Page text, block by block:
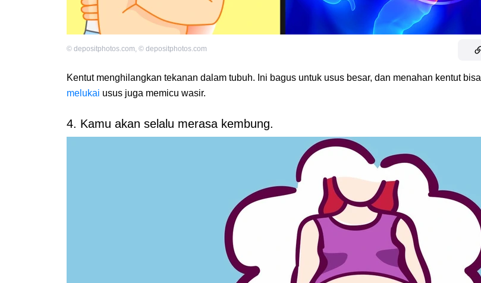
© depositphotos.com, © depositphotos.com
Kentut menghilangkan tekanan dalam tubuh. Ini bagus untuk usus besar, dan menahan kentut bisa
melukai usus juga memicu wasir.
4. Kamu akan selalu merasa kembung.